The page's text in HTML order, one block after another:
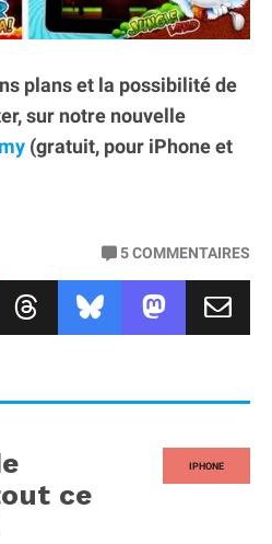
plans et la possibilité de
sur notre nouvelle
(gratuit, pour iPhone et
5COMMENTAIRES
IPHONE
ce